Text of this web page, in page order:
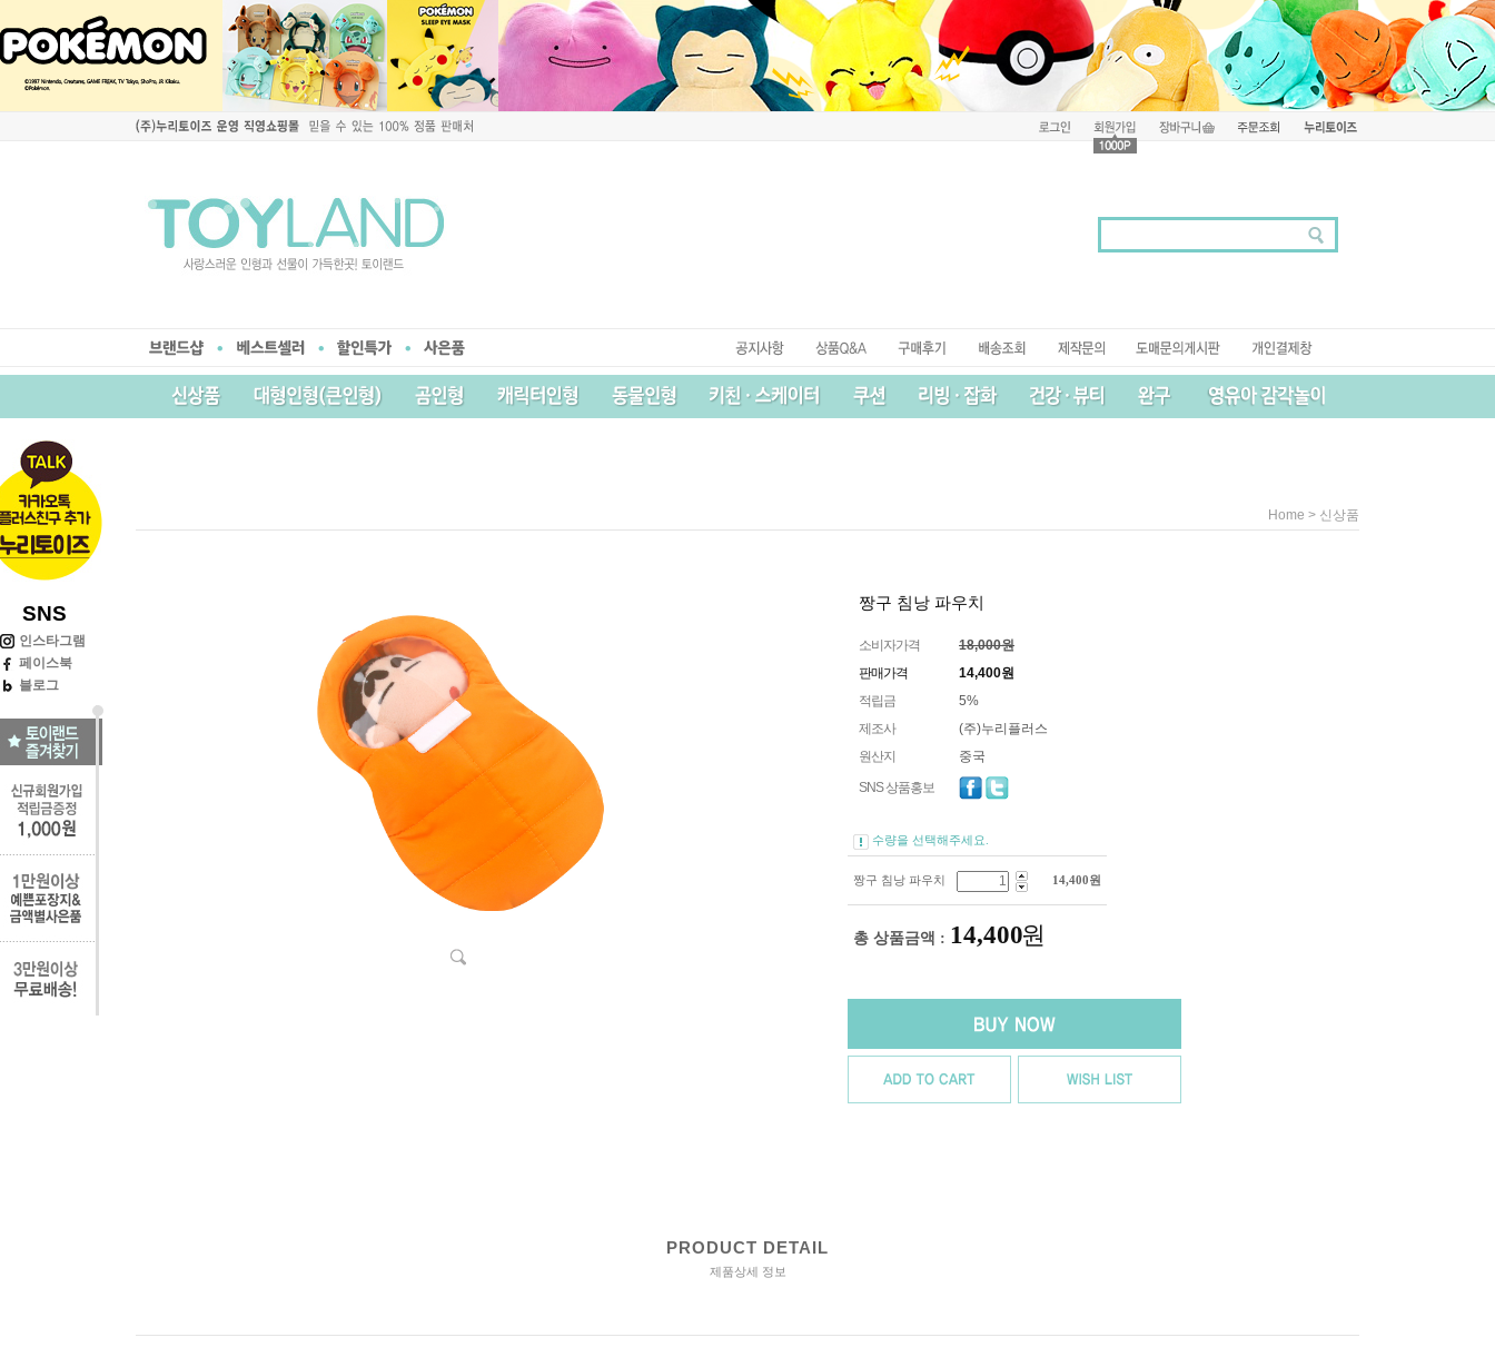
SNS
인스타그램
페이스북
블로그
Home > 신상품
짱구 침낭 파우치
소비자가격
18,000원
판매가격
14,400원
적립금
5%
제조사
(주)누리플러스
원산지
중국
SNS 상품홍보
수량을 선택해주세요.
짱구 침낭 파우치 14,400원
총 상품금액 : 14,400원
PRODUCT DETAIL
제품상세 정보